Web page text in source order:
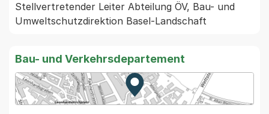
Stellvertretender Leiter Abteilung ÖV, Bau- und
Umweltschutzdirektion Basel-Landschaft
Bau- und Verkehrsdepartement
Zur Karte von MapBS.
Externer Link, wird in einem